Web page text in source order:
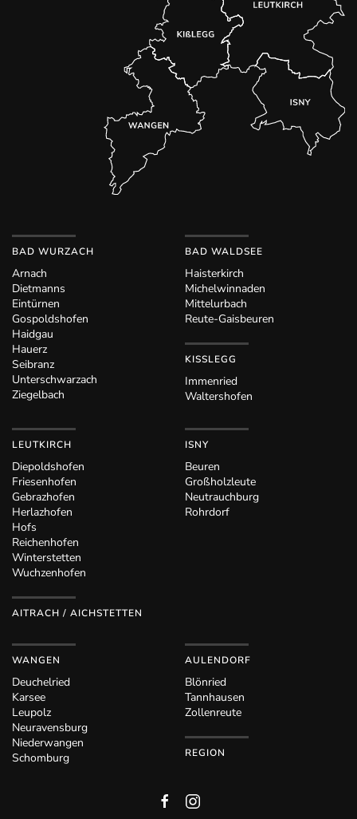
BAD WURZACH
Arnach
Dietmanns
Eintürnen
Gospoldshofen
Haidgau
Hauerz
Seibranz
Unterschwarzach
Ziegelbach
BAD WALDSEE
Haisterkirch
Michelwinnaden
Mittelurbach
Reute-Gaisbeuren
KISSLEGG
Immenried
Waltershofen
LEUTKIRCH
Diepoldshofen
Friesenhofen
Gebrazhofen
Herlazhofen
Hofs
Reichenhofen
Winterstetten
Wuchzenhofen
AITRACH / AICHSTETTEN
ISNY
Beuren
Großholzleute
Neutrauchburg
Rohrdorf
WANGEN
Deuchelried
Karsee
Leupolz
Neuravensburg
Niederwangen
Schomburg
AULENDORF
Blönried
Tannhausen
Zollenreute
REGION